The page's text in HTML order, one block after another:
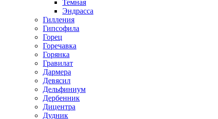
Темная
Эндрасса
Гилления
Гипсофила
Горец
Горечавка
Горянка
Гравилат
Дармера
Девясил
Дельфиниум
Дербенник
Дицентра
Дудник